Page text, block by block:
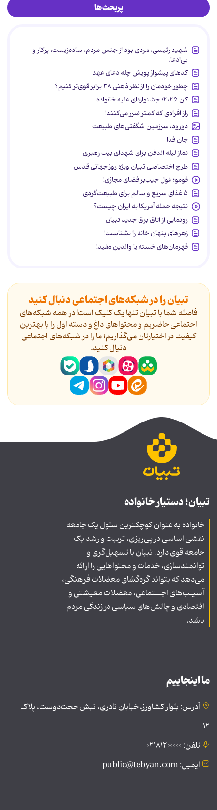
پربحث‌ها
شهید رئیسی، مردی بود از جنس مردم، ساده‌زیست، پرکار و
بی‌ادعا.
کدهای پیشواز پویش چله دعای عهد
چطور خودمان را از نظر ذهنی ۳۸ برابر قوی‌تر کنیم؟
کن ۲۰۲۵؛ جشنواره‌ای علیه خانواده
راز افرادی که کمتر ضرر می‌کنند!
دورود، سرزمین شگفتی‌های طبیعت
جان فدا
نماز لیله الدفن برای شهدای بیت رهبری
طرح اختصاصی تبیان ویژه روز جهانی قدس
فومو؛ غول جیب‌بر فضای مجازی!
۵ غذای سریع و سالم برای طبیعت‌گردی
نتیجه حمله آمریکا به ایران چیست؟
رونمایی از اتاق برق جدید تبیان
زهرهای پنهان خانه را بشناسید!
قهرمان‌های خسته یا والدین مفید!
تبیان را در شبکه‌های اجتماعی دنبال کنید
فاصله شما با تبیان تنها یک کلیک است! در همه شبکه‌های
اجتماعی حاضریم و محتواهای داغ و دسته اول را با بهترین
کیفیت در اختیارتان می‌گذاریم؛ ما را در شبکه‌های اجتماعی
دنیال کنید.
تبیان؛ دستیار خانواده
خانواده به عنوان کوچکترین سلول یک جامعه
نقشی اساسی در پی‌ریزی، تربیت و رشد یک
جامعه قوی دارد. تبیان با تسهیل‌گری و
توانمندسازی، خدمات و محتواهایی را ارائه
می‌دهد که بتواند گره‌گشای معضلات فرهنگی،
آسیـب‌های اجــتماعی، معضلات معیشتی و
اقتصادی و چالش‌های سیاسی در زندگی مردم
باشد.
ما اینجاییم
آدرس: بلوار کشاورز، خیابان نادری، نبش حجت‌دوست، پلاک
۱۲
تلفن: ۰۲۱۸۱۲۰۰۰۰۰
ایمیل: public@tebyan.com